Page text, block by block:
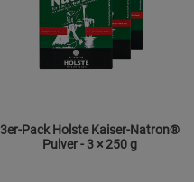
3er-Pack Holste Kaiser-Natron®
Pulver - 3 × 250 g